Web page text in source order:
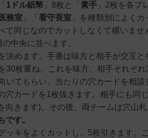
1ドル紙幣 」8枚と「 素手 」2枚を各プ
医務室 」「看守長室 」を種類別によく
て同じなのでカットしなくて構いませ
中央に並べます。
決めます。手番は味方と相手が交互と
30枚重ね、これを味方、相手それぞれ
いてもらい、当たりの穴カードを相
穴カードを1枚抜きます。相手にも同
向きます)。その後、両チームは穴山札
です。
ッキをよくカットし、5枚引きます。